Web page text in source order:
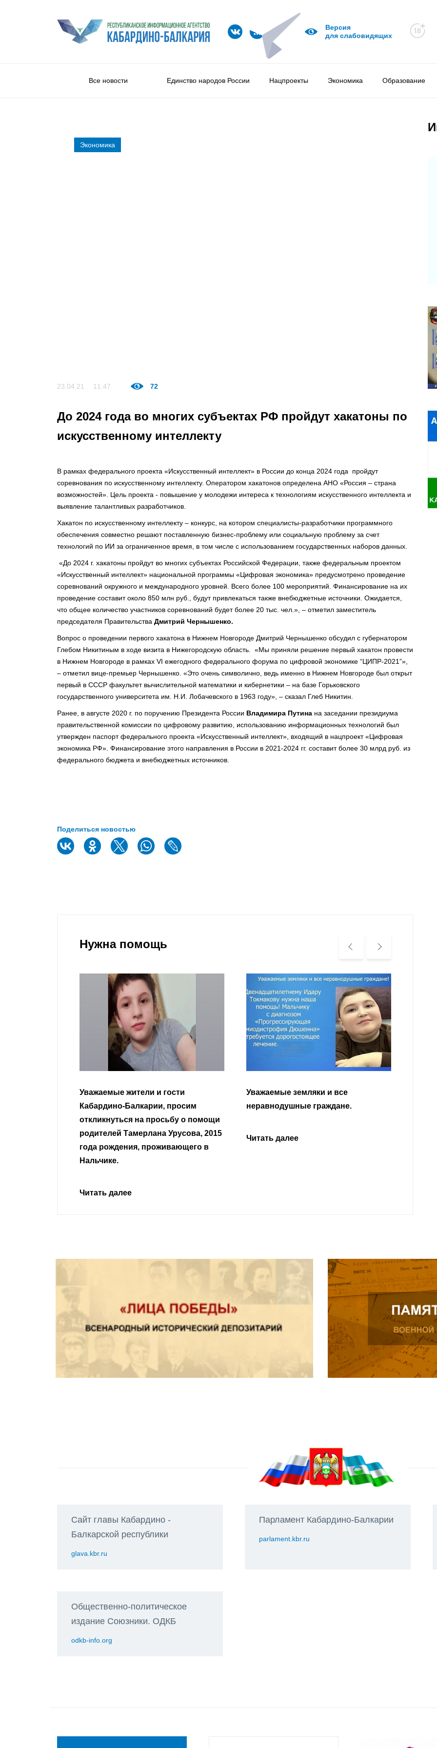
Версия
для слабовидящих
Все новости Единство народов России Нацпроекты Экономика Образование
Экономика
23.04.21 11:47 72
До 2024 года во многих субъектах РФ пройдут хакатоны по
искусственному интеллекту
В рамках федерального проекта «Искусственный интеллект» в России до конца 2024 года пройдут
соревнования по искусственному интеллекту. Оператором хакатонов определена АНО «Россия – страна
возможностей». Цель проекта - повышение у молодежи интереса к технологиям искусственного интеллекта и
выявление талантливых разработчиков.
Хакатон по искусственному интеллекту – конкурс, на котором специалисты-разработчики программного
обеспечения совместно решают поставленную бизнес-проблему или социальную проблему за счет
технологий по ИИ за ограниченное время, в том числе с использованием государственных наборов данных.
«До 2024 г. хакатоны пройдут во многих субъектах Российской Федерации, также федеральным проектом
«Искусственный интеллект» национальной программы «Цифровая экономика» предусмотрено проведение
соревнований окружного и международного уровней. Всего более 100 мероприятий. Финансирование на их
проведение составит около 850 млн руб., будут привлекаться также внебюджетные источники. Ожидается,
что общее количество участников соревнований будет более 20 тыс. чел.», – отметил заместитель
председателя Правительства Дмитрий Чернышенко.
Вопрос о проведении первого хакатона в Нижнем Новгороде Дмитрий Чернышенко обсудил с губернатором
Глебом Никитиным в ходе визита в Нижегородскую область. «Мы приняли решение первый хакатон провести
в Нижнем Новгороде в рамках VI ежегодного федерального форума по цифровой экономике “ЦИПР-2021”»,
– отметил вице-премьер Чернышенко. «Это очень символично, ведь именно в Нижнем Новгороде был открыт
первый в СССР факультет вычислительной математики и кибернетики – на базе Горьковского
государственного университета им. Н.И. Лобачевского в 1963 году», – сказал Глеб Никитин.
Ранее, в августе 2020 г. по поручению Президента России Владимира Путина на заседании президиума
правительственной комиссии по цифровому развитию, использованию информационных технологий был
утвержден паспорт федерального проекта «Искусственный интеллект», входящий в нацпроект «Цифровая
экономика РФ». Финансирование этого направления в России в 2021-2024 гг. составит более 30 млрд руб. из
федерального бюджета и внебюджетных источников.
Поделиться новостью
Нужна помощь
Уважаемые земляки и все
неравнодушные граждане.
Читать далее
Читать далее
Сайт главы Кабардино -
Балкарской республики
glava.kbr.ru
Парламент Кабардино-Балкарии
parlament.kbr.ru
Общественно-политическое
издание Союзники. ОДКБ
odkb-info.org